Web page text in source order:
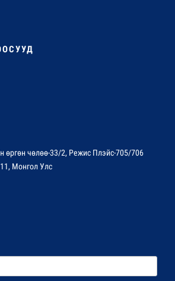
өргөн чөлөө-33/2, Режис Плэйс-705/706
Монгол Улс